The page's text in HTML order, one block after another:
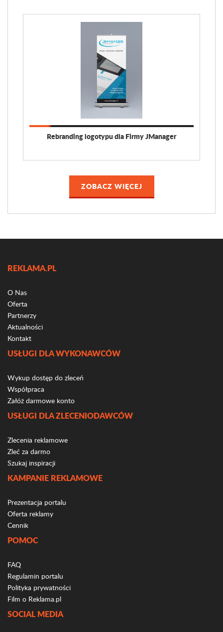
Rebranding logotypu dla Firmy JManager
ZOBACZ WIĘCEJ
REKLAMA.PL
O Nas
Oferta
Partnerzy
Aktualności
Kontakt
USŁUGI DLA WYKONAWCÓW
Wykup dostęp do zleceń
Współpraca
Załóż darmowe konto
USŁUGI DLA ZLECENIODAWCÓW
Zlecenia reklamowe
Zleć za darmo
Szukaj inspiracji
KAMPANIE REKLAMOWE
Prezentacja portalu
Oferta reklamy
Cennik
POMOC
FAQ
Regulamin portalu
Polityka prywatności
Film o Reklama.pl
SOCIAL MEDIA